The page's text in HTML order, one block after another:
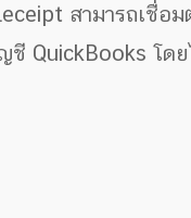
สามารถเชื่อ
QuickBooks โด